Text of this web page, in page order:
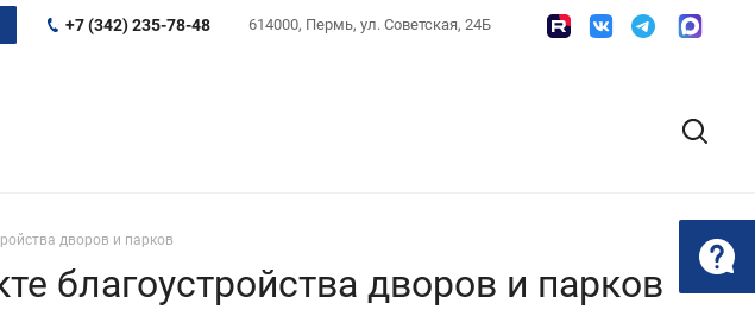
614000, Пермь, ул. Советская, 24Б
+7 (342) 235-78-48
дворов и парков
благоустройства дворов и парков